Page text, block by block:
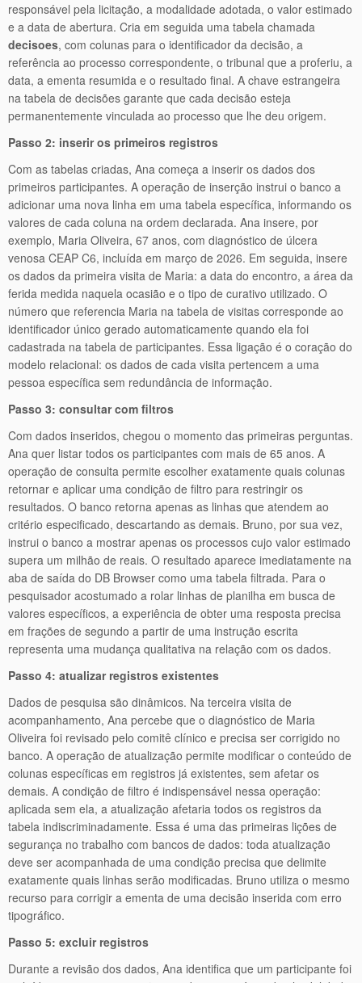
responsável pela licitação, a modalidade adotada, o valor estimado
e a data de abertura. Cria em seguida uma tabela chamada
decisoes, com colunas para o identificador da decisão, a
referência ao processo correspondente, o tribunal que a proferiu, a
data, a ementa resumida e o resultado final. A chave estrangeira
na tabela de decisões garante que cada decisão esteja
permanentemente vinculada ao processo que lhe deu origem.
Passo 2: inserir os primeiros registros
Com as tabelas criadas, Ana começa a inserir os dados dos
primeiros participantes. A operação de inserção instrui o banco a
adicionar uma nova linha em uma tabela específica, informando os
valores de cada coluna na ordem declarada. Ana insere, por
exemplo, Maria Oliveira, 67 anos, com diagnóstico de úlcera
venosa CEAP C6, incluída em março de 2026. Em seguida, insere
os dados da primeira visita de Maria: a data do encontro, a área da
ferida medida naquela ocasião e o tipo de curativo utilizado. O
número que referencia Maria na tabela de visitas corresponde ao
identificador único gerado automaticamente quando ela foi
cadastrada na tabela de participantes. Essa ligação é o coração do
modelo relacional: os dados de cada visita pertencem a uma
pessoa específica sem redundância de informação.
Passo 3: consultar com filtros
Com dados inseridos, chegou o momento das primeiras perguntas.
Ana quer listar todos os participantes com mais de 65 anos. A
operação de consulta permite escolher exatamente quais colunas
retornar e aplicar uma condição de filtro para restringir os
resultados. O banco retorna apenas as linhas que atendem ao
critério especificado, descartando as demais. Bruno, por sua vez,
instrui o banco a mostrar apenas os processos cujo valor estimado
supera um milhão de reais. O resultado aparece imediatamente na
aba de saída do DB Browser como uma tabela filtrada. Para o
pesquisador acostumado a rolar linhas de planilha em busca de
valores específicos, a experiência de obter uma resposta precisa
em frações de segundo a partir de uma instrução escrita
representa uma mudança qualitativa na relação com os dados.
Passo 4: atualizar registros existentes
Dados de pesquisa são dinâmicos. Na terceira visita de
acompanhamento, Ana percebe que o diagnóstico de Maria
Oliveira foi revisado pelo comitê clínico e precisa ser corrigido no
banco. A operação de atualização permite modificar o conteúdo de
colunas específicas em registros já existentes, sem afetar os
demais. A condição de filtro é indispensável nessa operação:
aplicada sem ela, a atualização afetaria todos os registros da
tabela indiscriminadamente. Essa é uma das primeiras lições de
segurança no trabalho com bancos de dados: toda atualização
deve ser acompanhada de uma condição precisa que delimite
exatamente quais linhas serão modificadas. Bruno utiliza o mesmo
recurso para corrigir a ementa de uma decisão inserida com erro
tipográfico.
Passo 5: excluir registros
Durante a revisão dos dados, Ana identifica que um participante foi